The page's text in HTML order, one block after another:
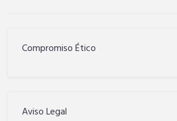
Compromiso Ético
Aviso Legal